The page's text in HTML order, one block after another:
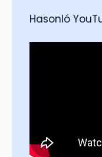
Hasonló